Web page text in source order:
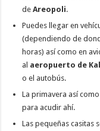
deAreopoli.
Puedes llegar en
(dependiendo de
horas) así como en
al aeropuerto de
o el autobús.
La primavera así
para acudir ahí.
Las pequeñas casitas